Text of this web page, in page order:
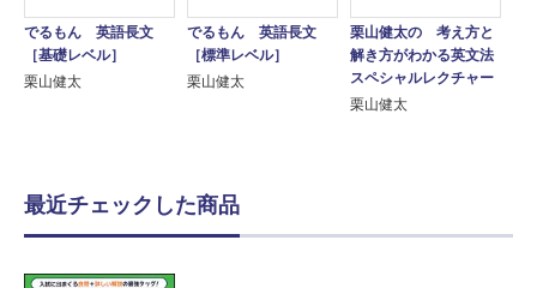
でるもん 英語長文
［基礎レベル］
栗山健太
でるもん 英語長文
［標準レベル］
栗山健太
栗山健太の 考え方と
解き方がわかる英文法
スペシャルレクチャー
栗山健太
最近チェックした商品